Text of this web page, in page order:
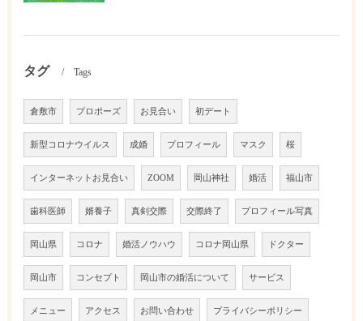
タグ Tags
倉敷市 プロポーズ お見合い 初デート
新型コロナウイルス 成婚 プロフィール マスク 桜
インターネットお見合い ZOOM 岡山神社 婚活 福山市
歯科医師 婿養子 真剣交際 交際終了 プロフィール写真
岡山県 コロナ 婚活ノウハウ コロナ岡山県 ドクター
岡山市 コンセプト 岡山市の婚活について サービス
メニュー アクセス お問い合わせ プライバシーポリシー